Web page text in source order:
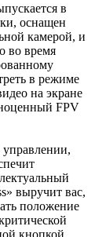
в
оснащен
камерой, и
во время
в режиме
на экране
FPV
управлении,
выручит вас,
положение
кнопкой